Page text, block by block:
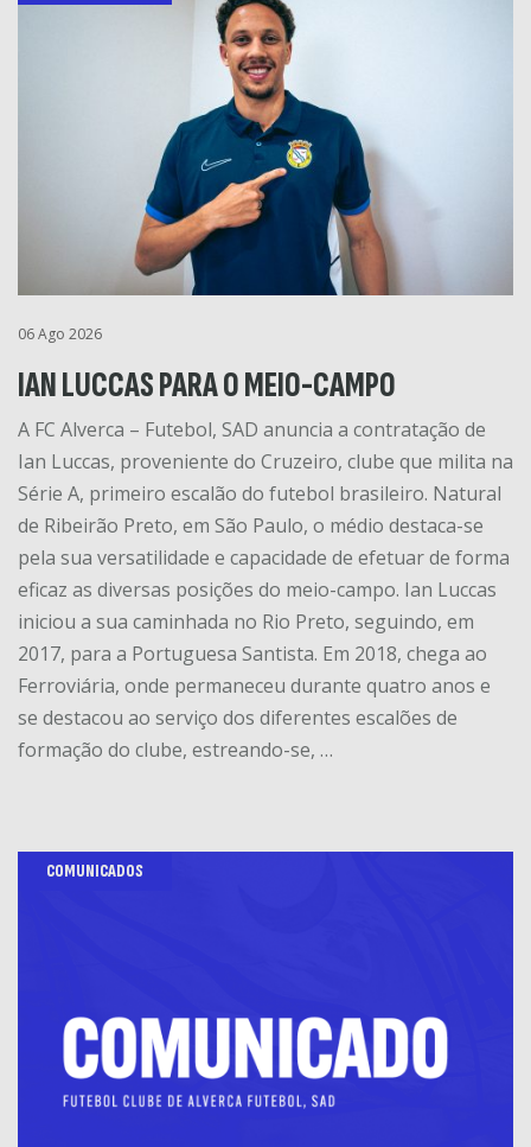
06 Ago 2026
IAN LUCCAS PARA O MEIO-CAMPO
A FC Alverca – Futebol, SAD anuncia a contratação de
Ian Luccas, proveniente do Cruzeiro, clube que milita na
Série A, primeiro escalão do futebol brasileiro. Natural
de Ribeirão Preto, em São Paulo, o médio destaca-se
pela sua versatilidade e capacidade de efetuar de forma
eficaz as diversas posições do meio-campo. Ian Luccas
iniciou a sua caminhada no Rio Preto, seguindo, em
2017, para a Portuguesa Santista. Em 2018, chega ao
Ferroviária, onde permaneceu durante quatro anos e
se destacou ao serviço dos diferentes escalões de
formação do clube, estreando-se, …
COMUNICADOS